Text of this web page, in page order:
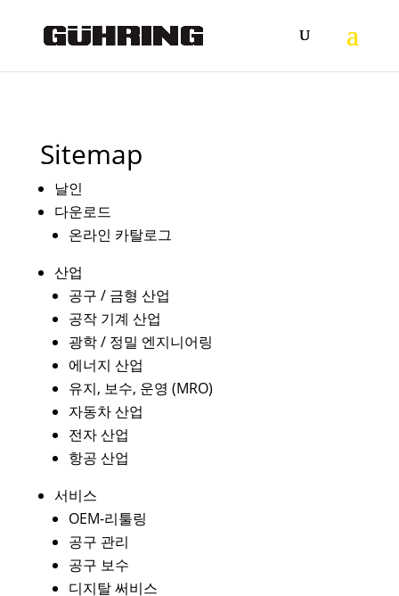
Sitemap
날인
다운로드
온라인 카탈로그
산업
공구 / 금형 산업
공작 기계 산업
광학 / 정밀 엔지니어링
에너지 산업
유지, 보수, 운영 (MRO)
자동차 산업
전자 산업
항공 산업
서비스
OEM-리툴링
공구 관리
공구 보수
디지탈 써비스